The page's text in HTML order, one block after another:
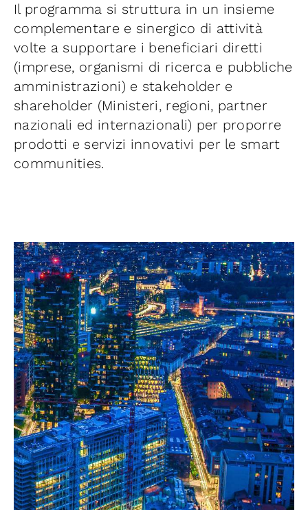
Contatti
Piattaforma First
Piattaforma SmartCommunities
Il programma si struttura in un insieme
complementare e sinergico di attività
volte a supportare i beneficiari diretti
(imprese, organismi di ricerca e pubbliche
amministrazioni) e stakeholder e
shareholder (Ministeri, regioni, partner
nazionali ed internazionali) per proporre
prodotti e servizi innovativi per le smart
communities.